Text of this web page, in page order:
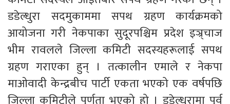
डडेल्धुरा सदमुकाममा सपथ ग्रहण कार्यक्रमको
आयोजना गरी नेकपाका सुदूरपश्चिम प्रदेश इञ्र्चाज
भीम रावलले जिल्ला कमिटी सदस्यहरूलाई सपथ
ग्रहण गराएका हुन् । तत्कालीन एमाले र नेकपा
माओवादी केन्द्रबीच पार्टी एकता भएको एक वर्षपछि